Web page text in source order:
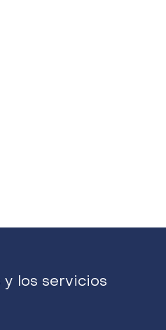
y los servicios